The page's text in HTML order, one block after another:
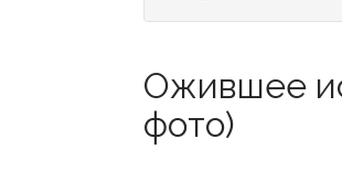
Ожившее
фото)